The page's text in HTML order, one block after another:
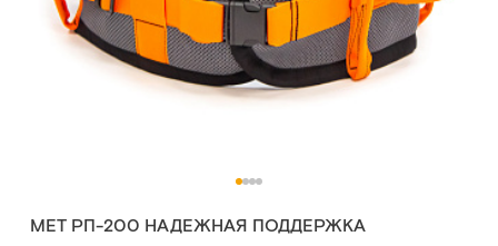
MET РП-200 НАДЕЖНАЯ ПОДДЕРЖКА